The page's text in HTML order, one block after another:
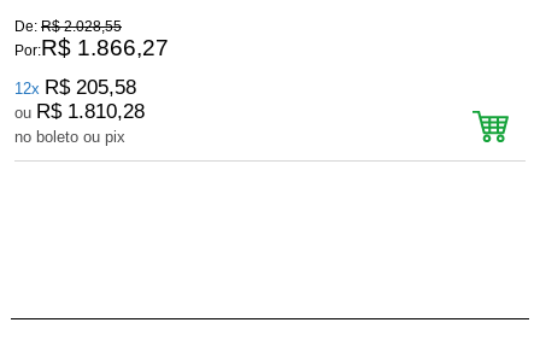
De: R$ 2.028,55
Por:R$ 1.866,27
12x R$ 205,58
ou R$ 1.810,28
no boleto ou pix